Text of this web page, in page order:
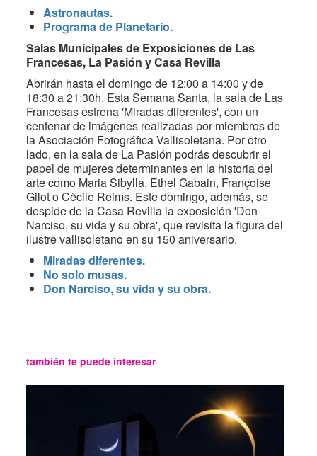
Astronautas.
Programa de Planetario.
Salas Municipales de Exposiciones de Las
Francesas, La Pasión y Casa Revilla
Abrirán hasta el domingo de 12:00 a 14:00 y de
18:30 a 21:30h. Esta Semana Santa, la sala de Las
Francesas estrena 'Miradas diferentes', con un
centenar de imágenes realizadas por miembros de
la Asociación Fotográfica Vallisoletana. Por otro
lado, en la sala de La Pasión podrás descubrir el
papel de mujeres determinantes en la historia del
arte como Maria Sibylla, Ethel Gabain, Françoise
Gilot o Cècile Reims. Este domingo, además, se
despide de la Casa Revilla la exposición 'Don
Narciso, su vida y su obra', que revisita la figura del
ilustre vallisoletano en su 150 aniversario.
Miradas diferentes.
No solo musas.
Don Narciso, su vida y su obra.
también te puede interesar